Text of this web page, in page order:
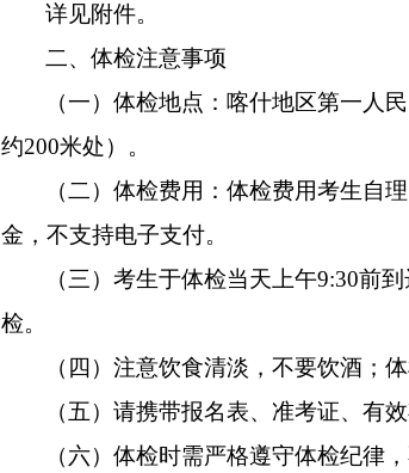
详见附件。
二、体检注意事项
（一）体检地点：喀什地区第一人
约200米处）。
（二）体检费用：体检费用考生自
金，不支持电子支付。
（三）考生于体检当天上午9:30前
检。
（四）注意饮食清淡，不要饮酒；
（五）请携带报名表、准考证、有
（六）体检时需严格遵守体检纪律